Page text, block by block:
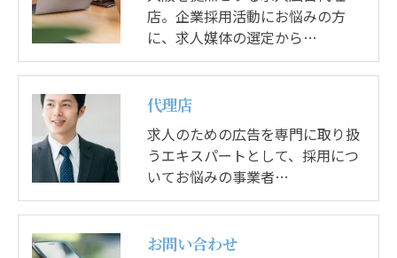
店。企業採用活動にお悩みの方
に、求人媒体の選定から…
代理店
求人のための広告を専門に取り扱
うエキスパートとして、採用につ
いてお悩みの事業者…
お問い合わせ